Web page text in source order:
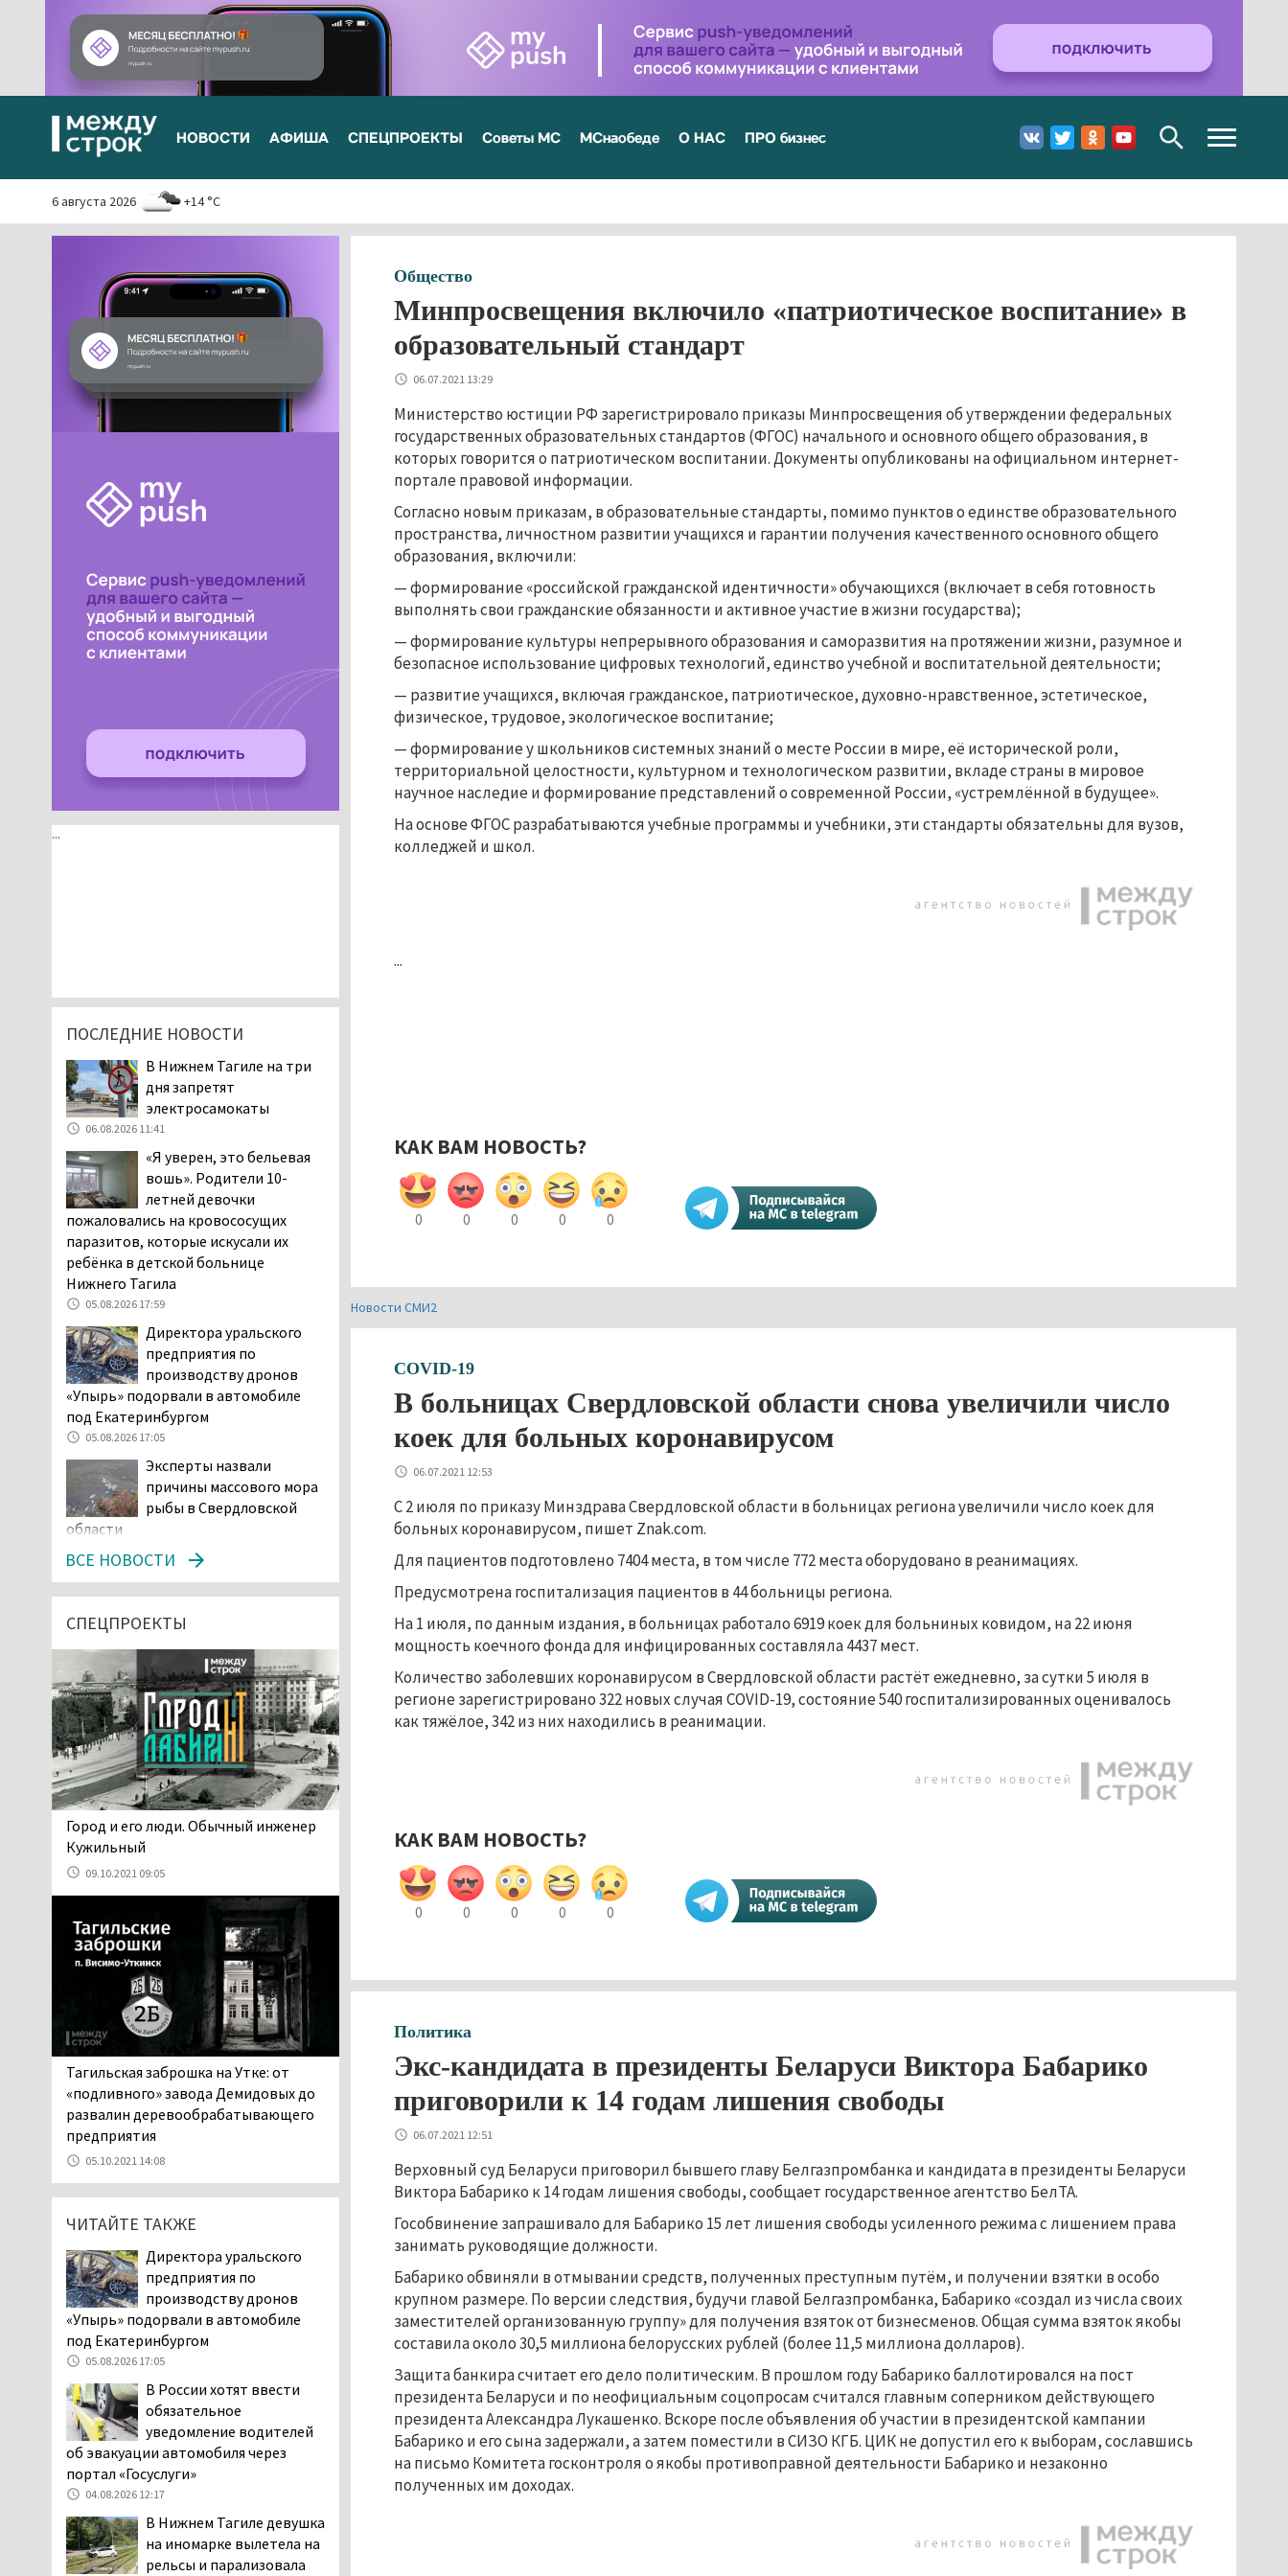
НОВОСТИ АФИША СПЕЦПРОЕКТЫ Советы МС МСнаобеде О НАС ПРО бизнес
Toggle
navigation
6 августа 2026 +14 °C
Общество
Минпросвещения включило «патриотическое воспитание» в
образовательный стандарт
06.07.2021 13:29
Министерство юстиции РФ зарегистрировало приказы Минпросвещения об утверждении федеральных
государственных образовательных стандартов (ФГОС) начального и основного общего образования, в
которых говорится о патриотическом воспитании. Документы опубликованы на официальном интернет-
портале правовой информации.
Согласно новым приказам, в образовательные стандарты, помимо пунктов о единстве образовательного
пространства, личностном развитии учащихся и гарантии получения качественного основного общего
образования, включили:
— формирование «российской гражданской идентичности» обучающихся (включает в себя готовность
выполнять свои гражданские обязанности и активное участие в жизни государства);
— формирование культуры непрерывного образования и саморазвития на протяжении жизни, разумное и
безопасное использование цифровых технологий, единство учебной и воспитательной деятельности;
— развитие учащихся, включая гражданское, патриотическое, духовно-нравственное, эстетическое,
физическое, трудовое, экологическое воспитание;
— формирование у школьников системных знаний о месте России в мире, её исторической роли,
территориальной целостности, культурном и технологическом развитии, вкладе страны в мировое
научное наследие и формирование представлений о современной России, «устремлённой в будущее».
На основе ФГОС разрабатываются учебные программы и учебники, эти стандарты обязательны для вузов,
колледжей и школ.
...
КАК ВАМ НОВОСТЬ?
0 0 0 0 0
Новости СМИ2
COVID-19
В больницах Свердловской области снова увеличили число
коек для больных коронавирусом
06.07.2021 12:53
С 2 июля по приказу Минздрава Свердловской области в больницах региона увеличили число коек для
больных коронавирусом, пишет Znak.com.
Для пациентов подготовлено 7404 места, в том числе 772 места оборудовано в реанимациях.
Предусмотрена госпитализация пациентов в 44 больницы региона.
На 1 июля, по данным издания, в больницах работало 6919 коек для больниных ковидом, на 22 июня
мощность коечного фонда для инфицированных составляла 4437 мест.
Количество заболевших коронавирусом в Свердловской области растёт ежедневно, за сутки 5 июля в
регионе зарегистрировано 322 новых случая COVID-19, состояние 540 госпитализированных оценивалось
как тяжёлое, 342 из них находились в реанимации.
КАК ВАМ НОВОСТЬ?
0 0 0 0 0
Политика
Экс-кандидата в президенты Беларуси Виктора Бабарико
приговорили к 14 годам лишения свободы
06.07.2021 12:51
Верховный суд Беларуси приговорил бывшего главу Белгазпромбанка и кандидата в президенты Беларуси
Виктора Бабарико к 14 годам лишения свободы, сообщает государственное агентство БелТА.
Гособвинение запрашивало для Бабарико 15 лет лишения свободы усиленного режима с лишением права
занимать руководящие должности.
Бабарико обвиняли в отмывании средств, полученных преступным путём, и получении взятки в особо
крупном размере. По версии следствия, будучи главой Белгазпромбанка, Бабарико «создал из числа своих
заместителей организованную группу» для получения взяток от бизнесменов. Общая сумма взяток якобы
составила около 30,5 миллиона белорусских рублей (более 11,5 миллиона долларов).
Защита банкира считает его дело политическим. В прошлом году Бабарико баллотировался на пост
президента Беларуси и по неофициальным соцопросам считался главным соперником действующего
президента Александра Лукашенко. Вскоре после объявления об участии в президентской кампании
Бабарико и его сына задержали, а затем поместили в СИЗО КГБ. ЦИК не допустил его к выборам, сославшись
на письмо Комитета госконтроля о якобы противоправной деятельности Бабарико и незаконно
полученных им доходах.
...
ПОСЛЕДНИЕ НОВОСТИ
В Нижнем Тагиле на три
дня запретят
электросамокаты
06.08.2026 11:41
«Я уверен, это бельевая
вошь». Родители 10-
летней девочки
пожаловались на кровососущих
паразитов, которые искусали их
ребёнка в детской больнице
Нижнего Тагила
05.08.2026 17:59
Директора уральского
предприятия по
производству дронов
«Упырь» подорвали в автомобиле
под Екатеринбургом
05.08.2026 17:05
Эксперты назвали
причины массового мора
рыбы в Свердловской
области
Осуждённый за убийство
тагильского хоккеиста
Александра Чумарина
попал на скамью подсудимых
05.08.2026 15:28
Уральского депутата
Госдумы Ильтякова,
назвавшего незамужних
женщин неполноценными людьми, а
неженатых мужчин — инвалидами,
проверит прокуратура (ВИДЕО)
05.08.2026 14:40
На водоёмах
начала купального сезона
погиб 21 человек
05.08.2026 14:05
Нижний Тагил на три дня
станет мировой
столицей
короткометражного кино
Мэрия раскрыла имя
главной звезды Дня
города в Нижнем Тагиле
В Нижнем Тагиле
разыскивают 45-летнего
Виталия Говорухина
Во втором квартале
текущего года
мошенники украли у
клиентов российских банков 7,4 млрд
рублей
Жителей центра Нижнего
Тагила напугала система
оповещения о
заложенной бомбе
04.08.2026 17:57
«Выезжать на круговое
движение здесь очень
опасно: машин, которые
ВСЕ НОВОСТИ
СПЕЦПРОЕКТЫ
​​​​​​​Город и его люди. Обычный инженер
Кужильный
09.10.2021 09:05
Тагильская заброшка на Утке: от
«подливного» завода Демидовых до
развалин деревообрабатывающего
предприятия
05.10.2021 14:08
ЧИТАЙТЕ ТАКЖЕ
Директора уральского
предприятия по
производству дронов
«Упырь» подорвали в автомобиле
под Екатеринбургом
05.08.2026 17:05
В России хотят ввести
обязательное
уведомление водителей
об эвакуации автомобиля через
портал «Госуслуги»
04.08.2026 12:17
В Нижнем Тагиле девушка
на иномарке вылетела на
рельсы и парализовала